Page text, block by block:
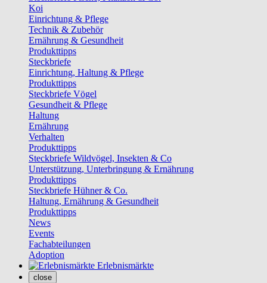
Koi
Einrichtung & Pflege
Technik & Zubehör
Ernährung & Gesundheit
Produkttipps
Steckbriefe
Einrichtung, Haltung & Pflege
Produkttipps
Steckbriefe Vögel
Gesundheit & Pflege
Haltung
Ernährung
Verhalten
Produkttipps
Steckbriefe Wildvögel, Insekten & Co
Unterstützung, Unterbringung & Ernährung
Produkttipps
Steckbriefe Hühner & Co.
Haltung, Ernährung & Gesundheit
Produkttipps
News
Events
Fachabteilungen
Adoption
Erlebnismärkte
close